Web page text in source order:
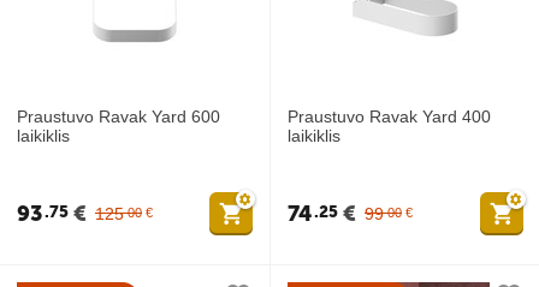
Praustuvo Ravak Yard 600
laikiklis
125 00 €
93 75 €
Praustuvo Ravak Yard 400
laikiklis
99 00 €
74 25 €